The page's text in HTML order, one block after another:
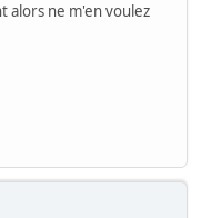
alors ne m'en voulez